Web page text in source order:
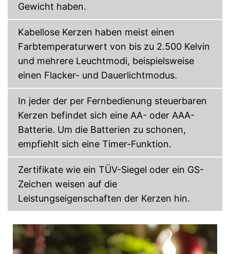
Amazon Lieferzeit
Gewicht haben.
Kabellose Kerzen haben meist einen
Farbtemperaturwert von bis zu 2.500 Kelvin
und mehrere Leuchtmodi, beispielsweise
einen Flacker- und Dauerlichtmodus.
In jeder der per Fernbedienung steuerbaren
Kerzen befindet sich eine AA- oder AAA-
Batterie. Um die Batterien zu schonen,
empfiehlt sich eine Timer-Funktion.
Zertifikate wie ein TÜV-Siegel oder ein GS-
Zeichen weisen auf die
Leistungseigenschaften der Kerzen hin.